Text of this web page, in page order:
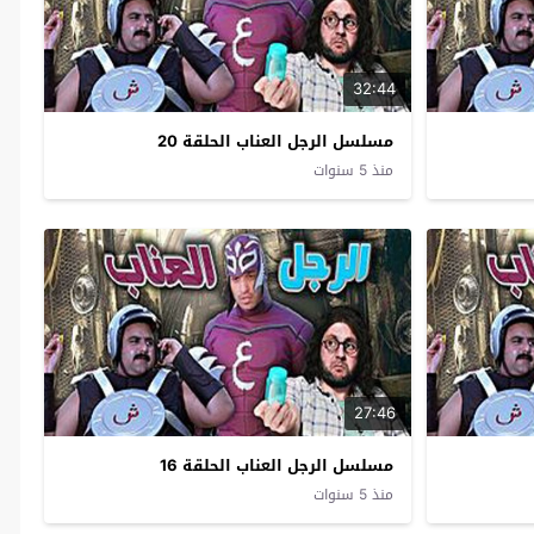
32:44
مسلسل الرجل العناب الحلقة 20
منذ 5 سنوات
27:46
مسلسل الرجل العناب الحلقة 16
منذ 5 سنوات